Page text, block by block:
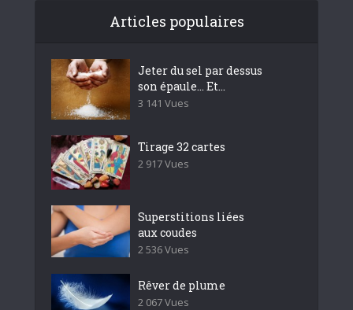
Articles populaires
Jeter du sel par dessus
son épaule… Et...
3 141 Vues
Tirage 32 cartes
2 917 Vues
Superstitions liées
aux coudes
2 536 Vues
Rêver de plume
2 067 Vues